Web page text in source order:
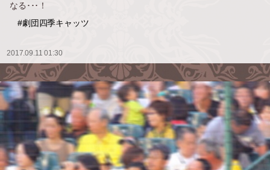
なる･･･！
#劇団四季キャッツ
2017.09.11 01:30